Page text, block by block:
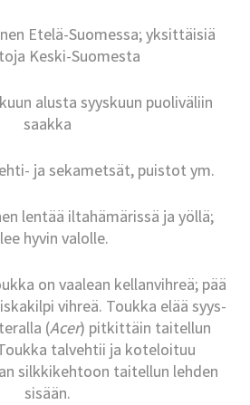
Etelä-Suomessa; yksittäisiä
Keski-Suomesta
alusta syyskuun puoliväliin
saakka
ja sekametsät, puistot ym.
lentää iltahämärissä ja yöllä;
hyvin valolle.
on vaalean kellanvihreä; pää
vihreä. Toukka elää syys-
(Acer) pitkittäin taitellun
talvehtii ja koteloituu
silkkikehtoon taitellun lehden
sisään.